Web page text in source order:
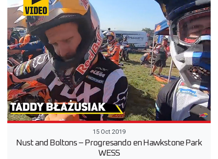
15 Oct 2019
Nust and Boltons – Progresando en Hawkstone Park
WESS